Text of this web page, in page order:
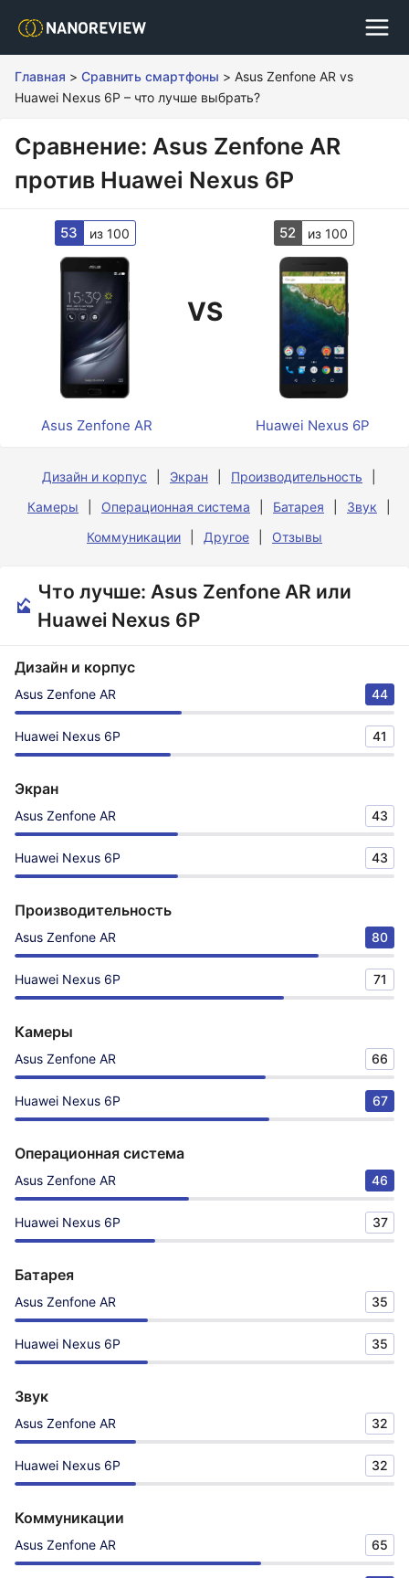
Главная > Сравнить смартфоны > Asus Zenfone AR vs
Huawei Nexus 6P – что лучше выбрать?
Сравнение: Asus Zenfone AR
против Huawei Nexus 6P
53 из 100
VS
52 из 100
Asus Zenfone AR Huawei Nexus 6P
Дизайн и корпус Экран
Производительность
Камеры
Операционная система Батарея
Звук
Коммуникации
Другое Отзывы
Что лучше: Asus Zenfone AR или
Huawei Nexus 6P
Дизайн и корпус
Asus Zenfone AR 44
Huawei Nexus 6P 41
Экран
Asus Zenfone AR 43
Huawei Nexus 6P 43
Производительность
Asus Zenfone AR 80
Huawei Nexus 6P 71
Камеры
Asus Zenfone AR 66
Huawei Nexus 6P 67
Операционная система
Asus Zenfone AR 46
Huawei Nexus 6P 37
Батарея
Asus Zenfone AR 35
Huawei Nexus 6P 35
Звук
Asus Zenfone AR 32
Huawei Nexus 6P 32
Коммуникации
Asus Zenfone AR 65